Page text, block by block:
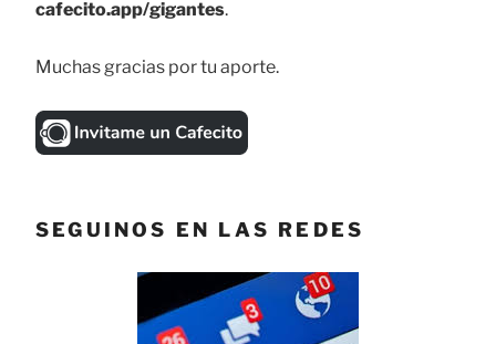
cafecito.app/gigantes.
Muchas gracias por tu aporte.
SEGUINOS EN LAS REDES